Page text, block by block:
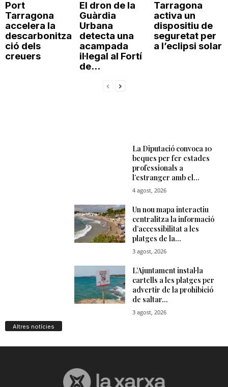
Port
Tarragona
accelera la
descarbonitza
ció dels
creuers
El dron de la
Guàrdia
Urbana
detecta una
acampada
il·legal al Fortí
de...
Tarragona
activa un
dispositiu de
seguretat per
a l’eclipsi solar
Altres notícies